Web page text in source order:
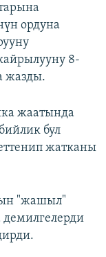
ордуна
8-
жазды.
жаатында
бул
жатканы
"жашыл"